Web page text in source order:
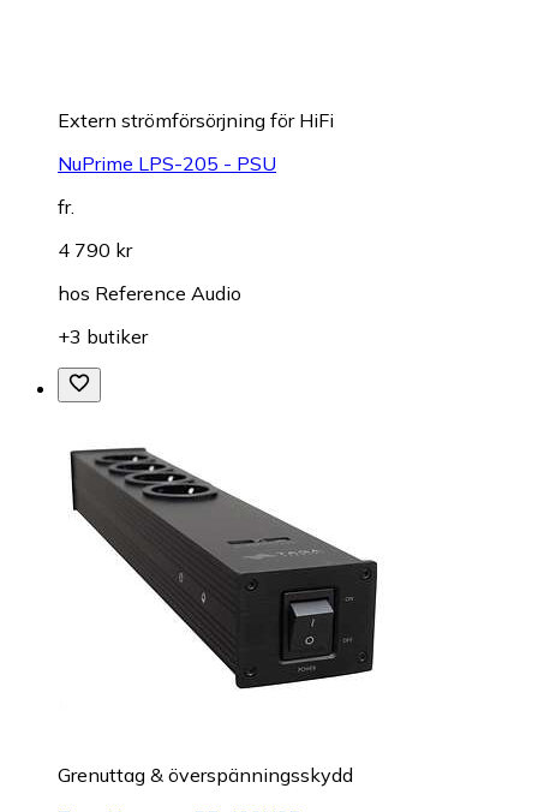
Extern strömförsörjning för HiFi
NuPrime LPS-205 - PSU
fr.
4 790 kr
hos Reference Audio
+3 butiker
Grenuttag & överspänningsskydd